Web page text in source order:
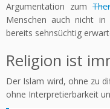
Argumentation zum
Menschen auch nicht
bereits sehnsüchtig
Religion ist
Der Islam wird, ohne zu
ohne Interpretierbarkeit